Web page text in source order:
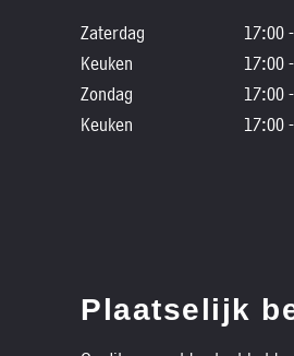
Zaterdag
17:00
Keuken
17:00
Zondag
17:00
Keuken
17:00
Plaatselijk